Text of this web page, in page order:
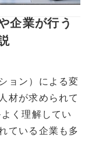
企業が行う
ョン）による変
材が求められて
く理解してい
ている企業も多